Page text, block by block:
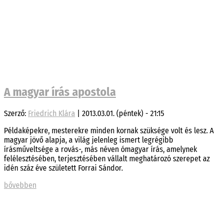
A magyar írás apostola
Szerző: Friedrich Klára
2013.03.01. (péntek) - 21:15
Példaképekre, mesterekre minden kornak szüksége volt és lesz. A
magyar jövő alapja, a világ jelenleg ismert legrégibb
írásműveltsége a rovás-, más néven ómagyar írás, amelynek
felélesztésében, terjesztésében vállalt meghatározó szerepet az
idén száz éve született Forrai Sándor.
bővebben